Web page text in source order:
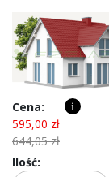
Elementy
produktów
grupowanych
595,00 zł
644,05 zł
i